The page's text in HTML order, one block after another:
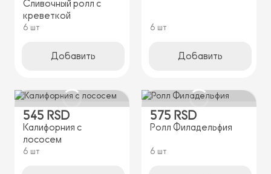
Сливочный ролл с
креветкой
6 шт
Добавить
6 шт
Добавить
545 RSD
Калифорния с
лососем
6 шт
575 RSD
Ролл Филадельфия
6 шт